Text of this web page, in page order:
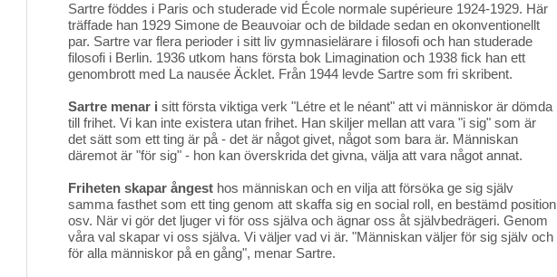
Sartre föddes i Paris och studerade vid École normale supérieure 1924-1929. Här
träffade han 1929 Simone de Beauvoiar och de bildade sedan en okonventionellt
par. Sartre var flera perioder i sitt liv gymnasielärare i filosofi och han studerade
filosofi i Berlin. 1936 utkom hans första bok Limagination och 1938 fick han ett
genombrott med La nausée Äcklet. Från 1944 levde Sartre som fri skribent.
Sartre menar i sitt första viktiga verk "Létre et le néant" att vi människor är dömda
till frihet. Vi kan inte existera utan frihet. Han skiljer mellan att vara "i sig" som är
det sätt som ett ting är på - det är något givet, något som bara är. Människan
däremot är "för sig" - hon kan överskrida det givna, välja att vara något annat.
Friheten skapar ångest hos människan och en vilja att försöka ge sig själv
samma fasthet som ett ting genom att skaffa sig en social roll, en bestämd position
osv. När vi gör det ljuger vi för oss själva och ägnar oss åt självbedrägeri. Genom
våra val skapar vi oss själva. Vi väljer vad vi är. "Människan väljer för sig själv och
för alla människor på en gång", menar Sartre.